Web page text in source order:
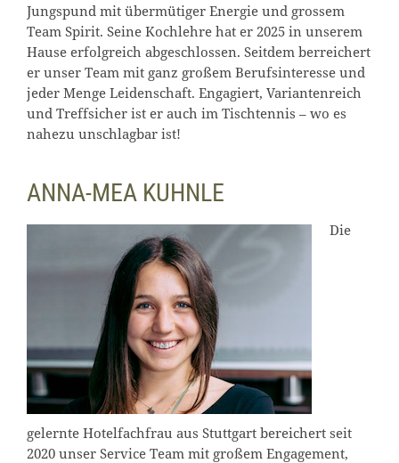
Jungspund mit übermütiger Energie und grossem
Team Spirit. Seine Kochlehre hat er 2025 in unserem
Hause erfolgreich abgeschlossen. Seitdem berreichert
er unser Team mit ganz großem Berufsinteresse und
jeder Menge Leidenschaft. Engagiert, Variantenreich
und Treffsicher ist er auch im Tischtennis – wo es
nahezu unschlagbar ist!
ANNA-MEA KUHNLE
Die
gelernte Hotelfachfrau aus Stuttgart bereichert seit
2020 unser Service Team mit großem Engagement,